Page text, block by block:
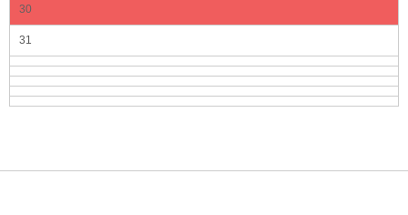
30
31